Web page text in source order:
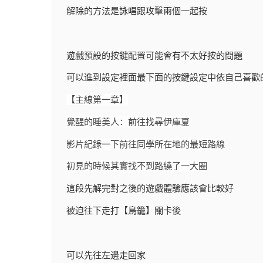
解除的方法是詠唱跟攻擊兩個一起按
遊戲預設的按鍵配置可能會有不太好按的問題
可以進到設定裡面最下面的按鍵設定中依自己喜
【主線第一章】
覺醒的睡美人：前往找尋伊庫夏
影片紀錄一下前往同學所在地的最短路線
初見的時候其實找不到路繞了一大圈
這段先解完對之後的遊戲體驗應該會比較好
被迫往下走打【鳥籠】關卡後
可以先往左邊走回家